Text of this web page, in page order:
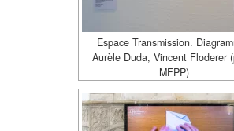
Espace Transmission.
Aurèle Duda, Vincent Floderer
MFPP)